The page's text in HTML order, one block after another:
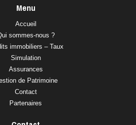
Menu
Accueil
sommes-nous ?
immobiliers – Taux
Simulation
Assurances
de Patrimoine
Contact
Partenaires